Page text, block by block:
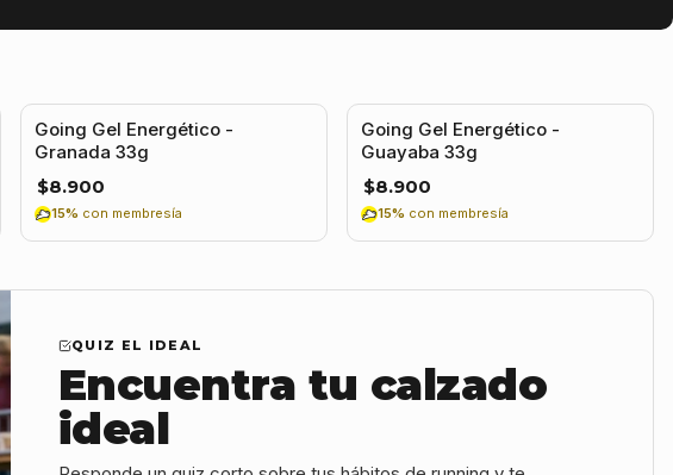
Going Gel Energético -
Granada 33g
$8.900
15% con membresía
Going Gel Energético -
Guayaba 33g
$8.900
15% con membresía
QUIZ EL IDEAL
Encuentra tu calzado
ideal